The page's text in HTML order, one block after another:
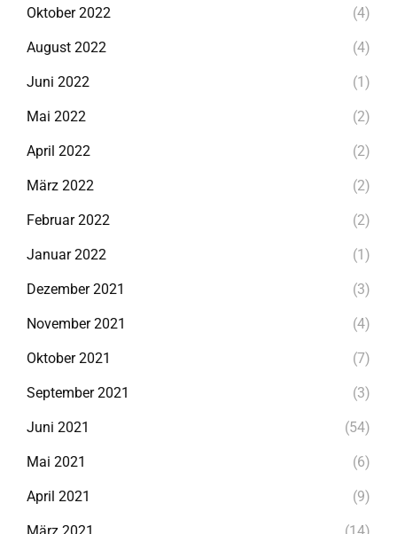
Oktober 2022 (4)
August 2022 (4)
Juni 2022 (1)
Mai 2022 (2)
April 2022 (2)
März 2022 (2)
Februar 2022 (2)
Januar 2022 (1)
Dezember 2021 (3)
November 2021 (4)
Oktober 2021 (7)
September 2021 (3)
Juni 2021 (54)
Mai 2021 (6)
April 2021 (9)